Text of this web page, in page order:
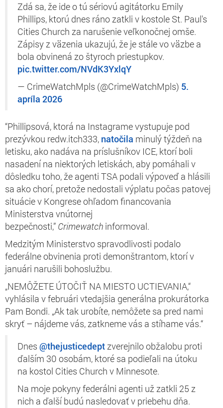
Zdá sa, že ide o tú sériovú agitátorku Emily
Phillips, ktorú dnes ráno zatkli v kostole St. Paul's
Cities Church za narušenie veľkonočnej omše.
Zápisy z väzenia ukazujú, že je stále vo väzbe a
bola obvinená zo štyroch priestupkov.
pic.twitter.com/NVdK3YxlqY
— CrimeWatchMpls (@CrimeWatchMpls) 5.
apríla 2026
“Phillipsová, ktorá na Instagrame vystupuje pod
prezývkou redw.itch333, natočila minulý týždeň na
letisku, ako nadáva na príslušníkov ICE, ktorí boli
nasadení na niektorých letiskách, aby pomáhali v
dôsledku toho, že agenti TSA podali výpoveď a hlásili
sa ako chorí, pretože nedostali výplatu počas patovej
situácie v Kongrese ohľadom financovania
Ministerstva vnútornej
bezpečnosti,” Crimewatch informoval.
Medzitým Ministerstvo spravodlivosti podalo
federálne obvinenia proti demonštrantom, ktorí v
januári narušili bohoslužbu.
„NEMÔŽETE ÚTOČIŤ NA MIESTO UCTIEVANIA,“
vyhlásila v februári vtedajšia generálna prokurátorka
Pam Bondi. „Ak tak urobíte, nemôžete sa pred nami
skryť – nájdeme vás, zatkneme vás a stíhame vás.“
Dnes @thejusticedeptzverejnilo obžalobu proti
ďalším 30 osobám, ktoré sa podieľali na útoku
na kostol Cities Church v Minnesote.
Na moje pokyny federálni agenti už zatkli 25 z
nich a ďalší budú nasledovať v priebehu dňa.